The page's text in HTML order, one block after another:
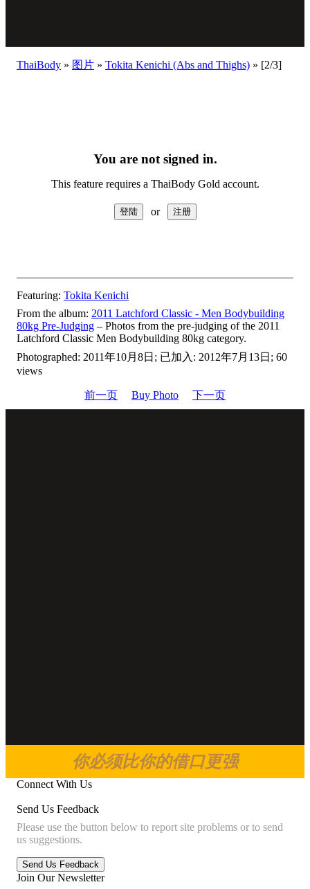
ThaiBody » 图片 » Tokita Kenichi (Abs and Thighs) » [2/3]
You are not signed in.
This feature requires a ThaiBody Gold account.
or
Featuring: Tokita Kenichi
From the album: 2011 Latchford Classic - Men Bodybuilding
80kg Pre-Judging – Photos from the pre-judging of the 2011
Latchford Classic Men Bodybuilding 80kg category.
Photographed: 2011年10月8日; 已加入: 2012年7月13日; 60
views
前一页 Buy Photo 下一页
你必须比你的借口更强
Connect With Us
Send Us Feedback
Please use the button below to report site problems or to send
us suggestions.
Join Our Newsletter